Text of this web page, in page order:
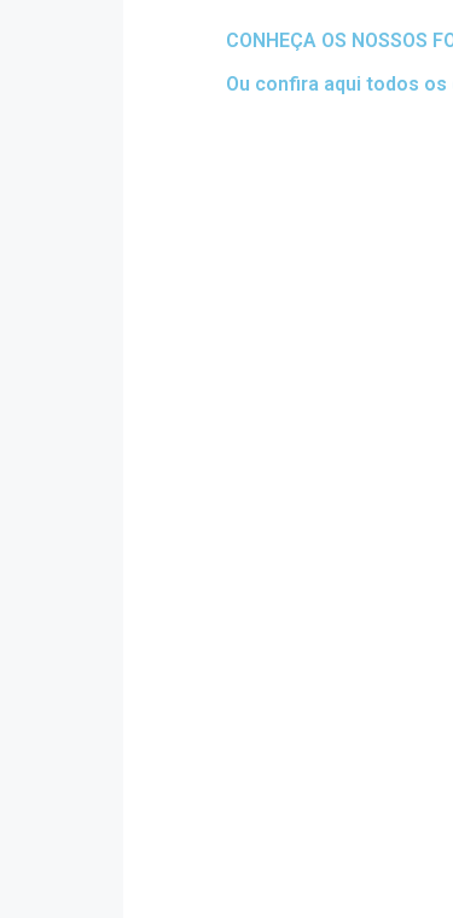
CONHEÇA OS NOSSOS
Ou confira aqui todos